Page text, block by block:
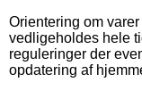
Orientering om
vedligeholdes hele
reguleringer der
opdatering af